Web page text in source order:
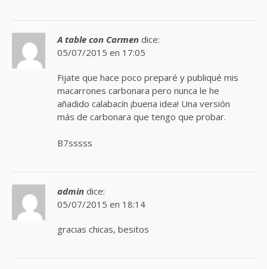
A table con Carmen dice:
05/07/2015 en 17:05
Fijate que hace poco preparé y publiqué mis
macarrones carbonara pero nunca le he
añadido calabacín ¡buena idea! Una versión
más de carbonara que tengo que probar.
B7sssss
admin dice:
05/07/2015 en 18:14
gracias chicas, besitos